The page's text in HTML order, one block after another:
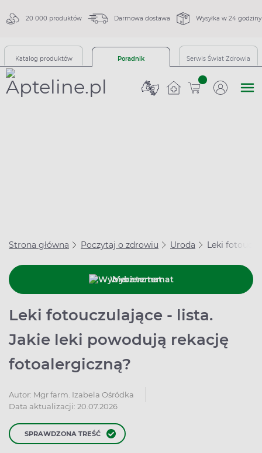
20 000 produktów Darmowa dostawa Wysyłka w 24 godziny
Katalog produktów Poradnik Serwis Świat Zdrowia
sztuk
Strona główna Poczytaj o zdrowiu Uroda Leki
Wybierz temat
Leki fotouczulające - lista.
Jakie leki powodują rekację
fotoalergiczną?
Autor: Mgr farm. Izabela Ośródka
Data aktualizacji: 20.07.2026
SPRAWDZONA TREŚĆ